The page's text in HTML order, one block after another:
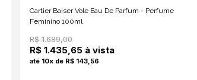
Cartier Baiser Vole Eau De Parfum - Perfume
Feminino 100ml
R$ 1.689,00
R$ 1.435,65 à vista
até 10x de R$ 143,56